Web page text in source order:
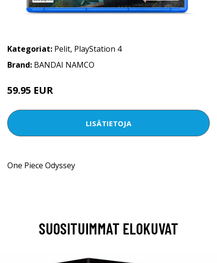
Kategoriat: Pelit, PlayStation 4
Brand: BANDAI NAMCO
59.95 EUR
LISÄTIETOJA
One Piece Odyssey
SUOSITUIMMAT ELOKUVAT